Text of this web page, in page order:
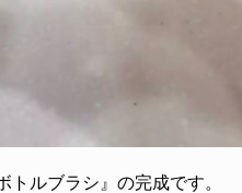
ルブラシ』の完成です。